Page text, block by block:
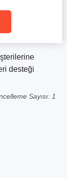
desteği
Sayısı: 1